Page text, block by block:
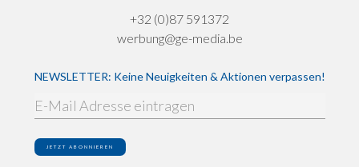
+32 (0)87 591372
werbung@ge-media.be
NEWSLETTER: Keine Neuigkeiten & Aktionen verpassen!